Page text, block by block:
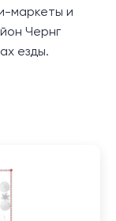
маркеты и
Чернг
езды.